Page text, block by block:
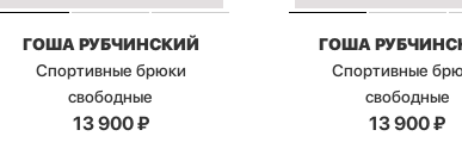
ГОША РУБЧИНСКИЙ
Спортивные брюки
свободные
13 900₽
ГОША
Спортивные
свободные
13 900₽